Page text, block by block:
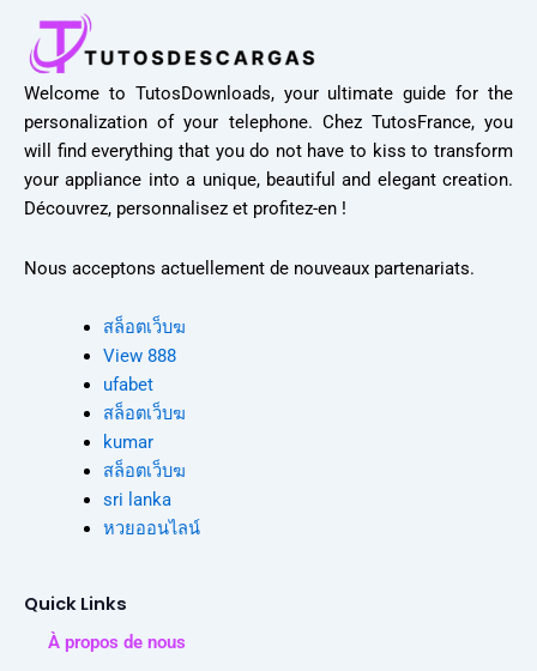
Welcome to TutosDownloads, your ultimate guide for the
personalization of your telephone. Chez TutosFrance, you
will find everything that you do not have to kiss to transform
your appliance into a unique, beautiful and elegant creation.
Découvrez, personnalisez et profitez-en !
Nous acceptons actuellement de nouveaux partenariats.
สล็อตเว็บฆ
View 888
ufabet
สล็อตเว็บฆ
kumar
สล็อตเว็บฆ
sri lanka
หวยออนไลน์
Quick Links
À propos de nous